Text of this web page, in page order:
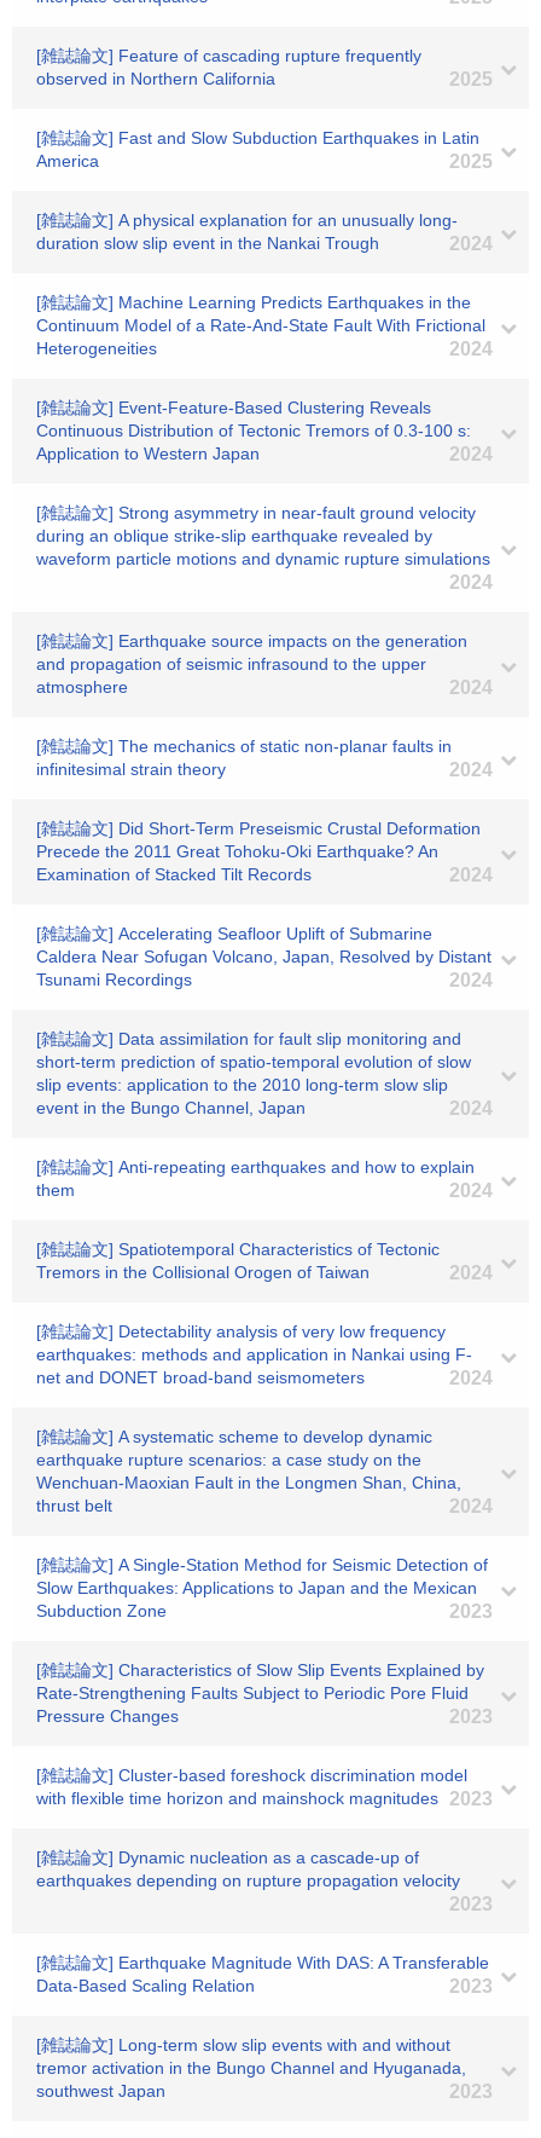
[雑誌論文] Feature of cascading rupture frequently
observed in Northern California
2025
[雑誌論文] Fast and Slow Subduction Earthquakes in Latin
America
2025
[雑誌論文] A physical explanation for an unusually long-
duration slow slip event in the Nankai Trough
2024
[雑誌論文] Machine Learning Predicts Earthquakes in the
Continuum Model of a Rate‐And‐State Fault With Frictional
Heterogeneities
2024
[雑誌論文] Event‐Feature‐Based Clustering Reveals
Continuous Distribution of Tectonic Tremors of 0.3-100 s:
Application to Western Japan
2024
[雑誌論文] Strong asymmetry in near-fault ground velocity
during an oblique strike-slip earthquake revealed by
waveform particle motions and dynamic rupture simulations
2024
[雑誌論文] Earthquake source impacts on the generation
and propagation of seismic infrasound to the upper
atmosphere
2024
[雑誌論文] The mechanics of static non-planar faults in
infinitesimal strain theory
2024
[雑誌論文] Did Short‐Term Preseismic Crustal Deformation
Precede the 2011 Great Tohoku‐Oki Earthquake? An
Examination of Stacked Tilt Records
2024
[雑誌論文] Accelerating Seafloor Uplift of Submarine
Caldera Near Sofugan Volcano, Japan, Resolved by Distant
Tsunami Recordings
2024
[雑誌論文] Data assimilation for fault slip monitoring and
short-term prediction of spatio-temporal evolution of slow
slip events: application to the 2010 long-term slow slip
event in the Bungo Channel, Japan
2024
[雑誌論文] Anti-repeating earthquakes and how to explain
them
2024
[雑誌論文] Spatiotemporal Characteristics of Tectonic
Tremors in the Collisional Orogen of Taiwan
2024
[雑誌論文] Detectability analysis of very low frequency
earthquakes: methods and application in Nankai using F-
net and DONET broad-band seismometers
2024
[雑誌論文] A systematic scheme to develop dynamic
earthquake rupture scenarios: a case study on the
Wenchuan-Maoxian Fault in the Longmen Shan, China,
thrust belt
2024
[雑誌論文] A Single‐Station Method for Seismic Detection of
Slow Earthquakes: Applications to Japan and the Mexican
Subduction Zone
2023
[雑誌論文] Characteristics of Slow Slip Events Explained by
Rate‐Strengthening Faults Subject to Periodic Pore Fluid
Pressure Changes
2023
[雑誌論文] Cluster-based foreshock discrimination model
with flexible time horizon and mainshock magnitudes
2023
[雑誌論文] Dynamic nucleation as a cascade-up of
earthquakes depending on rupture propagation velocity
2023
[雑誌論文] Earthquake Magnitude With DAS: A Transferable
Data‐Based Scaling Relation
2023
[雑誌論文] Long-term slow slip events with and without
tremor activation in the Bungo Channel and Hyuganada,
southwest Japan
2023